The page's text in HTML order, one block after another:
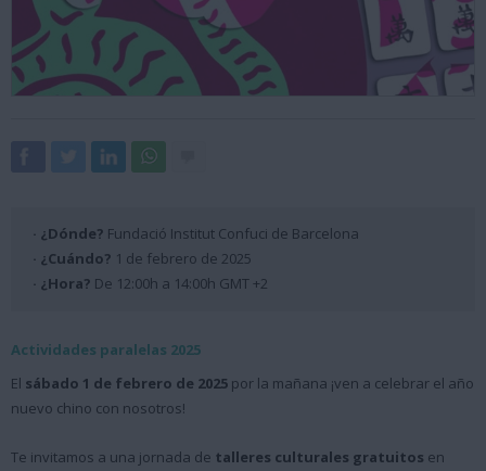
· ¿Dónde? Fundació Institut Confuci de Barcelona
· ¿Cuándo? 1 de febrero de 2025
· ¿Hora? De 12:00h a 14:00h GMT +2
Actividades paralelas 2025
El sábado 1 de febrero de 2025 por la mañana ¡ven a celebrar el año
nuevo chino con nosotros!
Te invitamos a una jornada de talleres culturales gratuitos en